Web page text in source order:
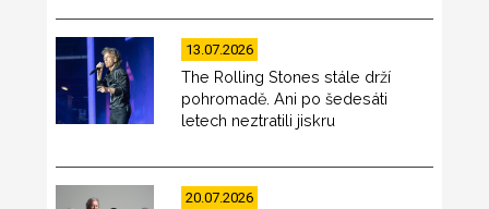
13.07.2026
The Rolling Stones stále drží
pohromadě. Ani po šedesáti
letech neztratili jiskru
20.07.2026